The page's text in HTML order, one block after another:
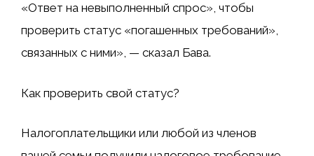
«Ответ на невыполненный спрос», чтобы
проверить статус «погашенных требований»,
связанных с ними», — сказал Бава.
Как проверить свой статус?
Налогоплательщики или любой из членов